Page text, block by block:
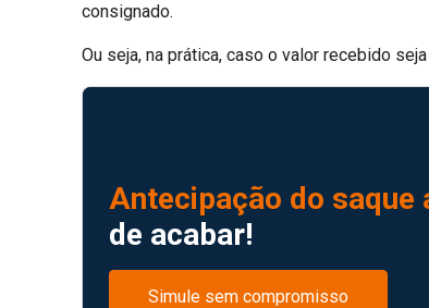
consignado.
Ou seja, na prática, caso o valor recebido
Antecipação do saque
de acabar!
Simule sem compromisso